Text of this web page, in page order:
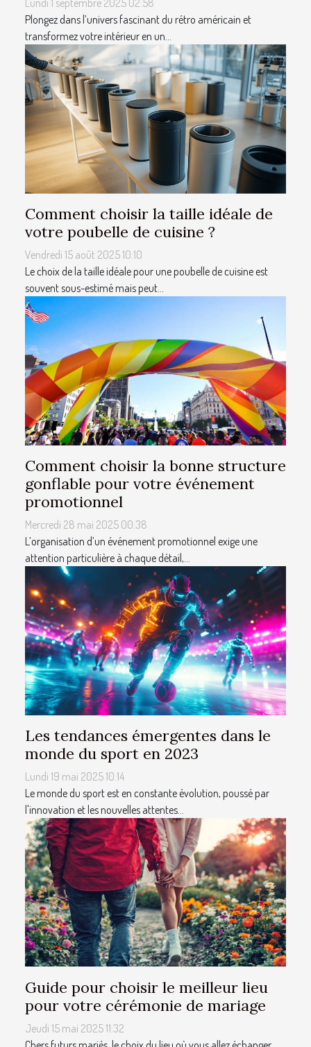
Lundi 1 septembre 2025 02:58
Plongez dans l’univers fascinant du rétro américain et
transformez votre intérieur en un...
Comment choisir la taille idéale de
votre poubelle de cuisine ?
Vendredi 15 août 2025 10:10
Le choix de la taille idéale pour une poubelle de cuisine est
souvent sous-estimé mais peut...
Comment choisir la bonne structure
gonflable pour votre événement
promotionnel
Mercredi 28 mai 2025 00:38
L’organisation d’un événement promotionnel exige une
attention particulière à chaque détail,...
Les tendances émergentes dans le
monde du sport en 2023
Lundi 19 mai 2025 10:14
Le monde du sport est en constante évolution, poussé par
l'innovation et les nouvelles attentes...
Guide pour choisir le meilleur lieu
pour votre cérémonie de mariage
Jeudi 15 mai 2025 11:32